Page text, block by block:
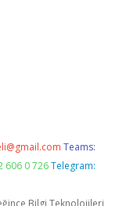
Teams:
606 0 726 Telegram:
Bilgi Teknolojileri